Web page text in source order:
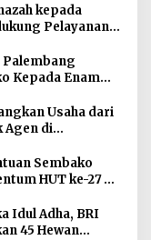
kepada
Pelayanan
Palembang
Kepada Enam
Usaha dari
Agen di
Sembako
HUT ke-27
Idul Adha, BRI